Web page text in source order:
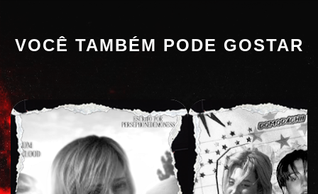
VOCÊ TAMBÉM PODE GOSTAR